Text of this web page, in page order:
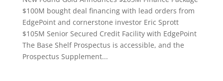
$100M bought deal financing with lead orders from
EdgePoint and cornerstone investor Eric Sprott
$105M Senior Secured Credit Facility with EdgePoint
The Base Shelf Prospectus is accessible, and the
Prospectus Supplement...